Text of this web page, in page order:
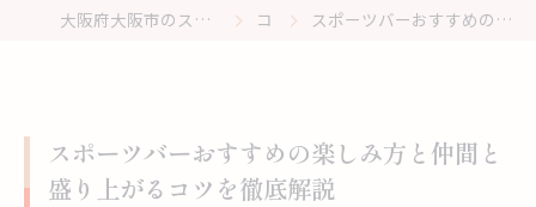
大阪府大阪市のスポーツバーはスポーツ居酒屋 Second コラム スポーツバーおすすめの楽しみ方と仲間と盛り上がるコツを徹底解説
スポーツバーおすすめの楽しみ方と仲間と
盛り上がるコツを徹底解説